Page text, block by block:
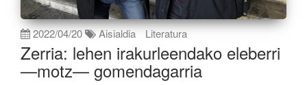
2022/04/20 Aisialdia Literatura
Zerria: lehen irakurleendako eleberri
—motz— gomendagarria